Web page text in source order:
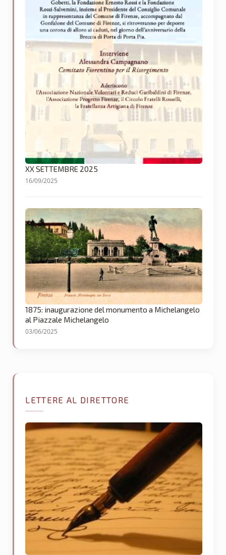
XX SETTEMBRE 2025
16/09/2025
1875: inaugurazione del monumento a Michelangelo
al Piazzale Michelangelo
03/06/2025
LETTERE AL DIRETTORE